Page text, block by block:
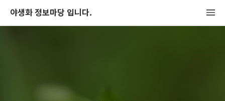
야생화 정보마당 입니다.